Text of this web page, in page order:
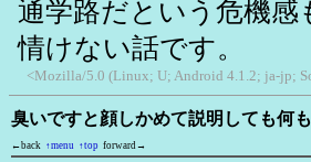
通学路だという危機感
情けない話です。
<Mozilla/5.0 (Linux; U; Android 4.1.2; ja-jp;
臭いですと顔しかめて説明しても何
←back ↑menu ↑top forward→